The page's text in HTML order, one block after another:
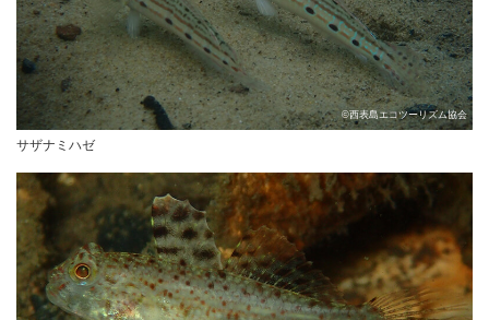
©西表島エコツーリズム協会
サザナミハゼ